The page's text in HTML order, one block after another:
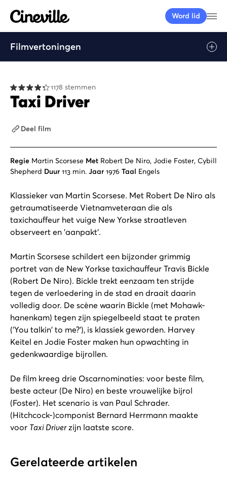
Cineville Logo
Word lid
Filmvertoningen
1178 stemmen
Taxi Driver
Deel film
Regie Martin Scorsese Met Robert De Niro, Jodie Foster, Cybill
Shepherd Duur 113 min. Jaar 1976 Taal Engels
Klassieker van Martin Scorsese. Met Robert De Niro als
getraumatiseerde Vietnamveteraan die als
taxichauffeur het vuige New Yorkse straatleven
observeert en 'aanpakt'.
Martin Scorsese schildert een bijzonder grimmig
portret van de New Yorkse taxichauffeur Travis Bickle
(Robert De Niro). Bickle trekt eenzaam ten strijde
tegen de verloedering in de stad en draait daarin
volledig door. De scène waarin Bickle (met Mohawk-
hanenkam) tegen zijn spiegelbeeld staat te praten
('You talkin' to me?'), is klassiek geworden. Harvey
Keitel en Jodie Foster maken hun opwachting in
gedenkwaardige bijrollen.
De film kreeg drie Oscarnominaties: voor beste film,
beste acteur (De Niro) en beste vrouwelijke bijrol
(Foster). Het scenario is van Paul Schrader.
(Hitchcock-)componist Bernard Herrmann maakte
voor Taxi Driverzijn laatste score.
Gerelateerde artikelen